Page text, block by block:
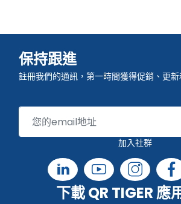
保持跟進
註冊我們的通訊，第一時間獲得促銷、更新
加入社群
下載 QR TIGER 應